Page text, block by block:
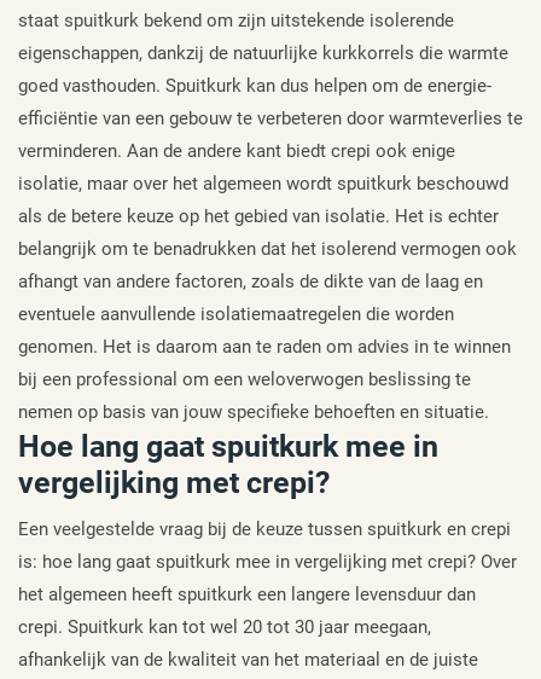
staat spuitkurk bekend om zijn uitstekende isolerende
eigenschappen, dankzij de natuurlijke kurkkorrels die warmte
goed vasthouden. Spuitkurk kan dus helpen om de energie-
efficiëntie van een gebouw te verbeteren door warmteverlies te
verminderen. Aan de andere kant biedt crepi ook enige
isolatie, maar over het algemeen wordt spuitkurk beschouwd
als de betere keuze op het gebied van isolatie. Het is echter
belangrijk om te benadrukken dat het isolerend vermogen ook
afhangt van andere factoren, zoals de dikte van de laag en
eventuele aanvullende isolatiemaatregelen die worden
genomen. Het is daarom aan te raden om advies in te winnen
bij een professional om een weloverwogen beslissing te
nemen op basis van jouw specifieke behoeften en situatie.
Hoe lang gaat spuitkurk mee in
vergelijking met crepi?
Een veelgestelde vraag bij de keuze tussen spuitkurk en crepi
is: hoe lang gaat spuitkurk mee in vergelijking met crepi? Over
het algemeen heeft spuitkurk een langere levensduur dan
crepi. Spuitkurk kan tot wel 20 tot 30 jaar meegaan,
afhankelijk van de kwaliteit van het materiaal en de juiste